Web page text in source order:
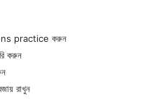
practice করুন
করুন
রাখুন